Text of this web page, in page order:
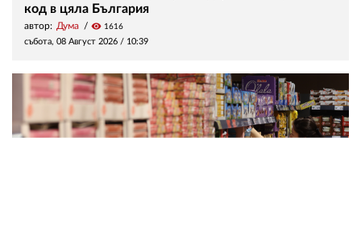
код в цяла България
автор: Дума visibility 1616
събота, 08 Август 2026 / 10:39